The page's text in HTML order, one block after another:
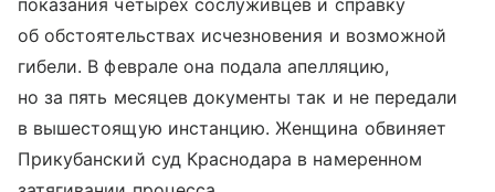
об обстоятельствах исчезновения и возможной
гибели. В феврале она подала апелляцию,
но за пять месяцев документы так и не передали
в вышестоящую инстанцию. Женщина обвиняет
Прикубанский суд Краснодара в намеренном